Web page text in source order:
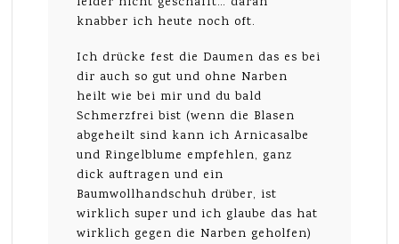
knabber ich heute noch oft.
Ich drücke fest die Daumen das es bei
dir auch so gut und ohne Narben
heilt wie bei mir und du bald
Schmerzfrei bist (wenn die Blasen
abgeheilt sind kann ich Arnicasalbe
und Ringelblume empfehlen, ganz
dick auftragen und ein
Baumwollhandschuh drüber, ist
wirklich super und ich glaube das hat
wirklich gegen die Narben geholfen)